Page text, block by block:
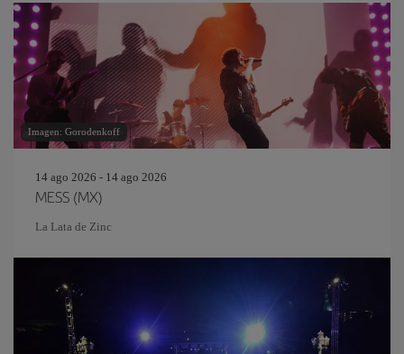
Imagen: Gorodenkoff
14 ago 2026 - 14 ago 2026
MESS (MX)
La Lata de Zinc